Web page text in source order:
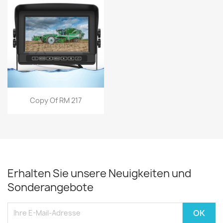
Vorschau
Copy Of RM 217
Erhalten Sie unsere Neuigkeiten und
Sonderangebote